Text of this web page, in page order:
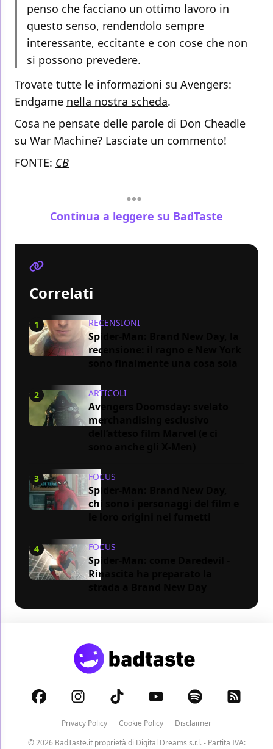
penso che facciano un ottimo lavoro in
questo senso, rendendolo sempre
interessante, eccitante e con cose che non
si possono prevedere.
Trovate tutte le informazioni su Avengers:
Endgame nella nostra scheda.
Cosa ne pensate delle parole di Don Cheadle
su War Machine? Lasciate un commento!
FONTE: CB
Continua a leggere su BadTaste
Correlati
1 RECENSIONI
Spider-Man: Brand New Day, la
recensione: il ragno e New York
2 ARTICOLI
Avengers Doomsday: svelato
merchandising esclusivo
3 FOCUS
Spider-Man: Brand New Day,
chi sono i personaggi del film e
4 FOCUS
Spider-Man: come Daredevil -
Rinascita ha preparato la
Privacy Policy Cookie Policy
Disclaimer
© 2026 BadTaste.it proprietà di Digital Dreams s.r.l.- Partita IVA: